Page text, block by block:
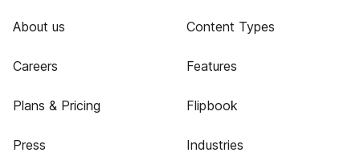
About us
Careers
Plans & Pricing
Press
Content Types
Features
Flipbook
Industries